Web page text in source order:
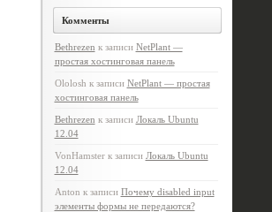
Комменты
Bethrezen к записи NetPlant —
простая хостинговая панель
Ololosh к записи NetPlant — простая
хостинговая панель
Bethrezen к записи Локаль Ubuntu
12.04
VonHamsterк записи Локаль Ubuntu
12.04
Anton к записи Почему disabled input
элементы формы не передаются?